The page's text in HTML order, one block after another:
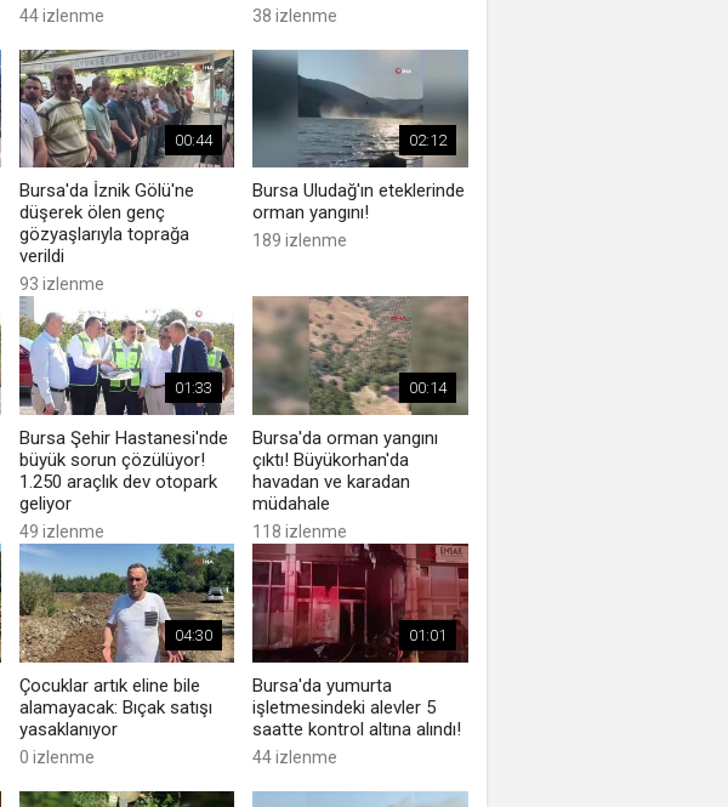
44 izlenme 38 izlenme
00:44
Bursa'da İznik Gölü'ne
düşerek ölen genç
gözyaşlarıyla toprağa
verildi
93 izlenme
02:12
Bursa Uludağ'ın eteklerinde
orman yangını!
189 izlenme
01:33
Bursa Şehir Hastanesi'nde
büyük sorun çözülüyor!
1.250 araçlık dev otopark
geliyor
49 izlenme
00:14
Bursa'da orman yangını
çıktı! Büyükorhan'da
havadan ve karadan
müdahale
118 izlenme
04:30
Çocuklar artık eline bile
alamayacak: Bıçak satışı
yasaklanıyor
0 izlenme
01:01
Bursa'da yumurta
işletmesindeki alevler 5
saatte kontrol altına alındı!
44 izlenme